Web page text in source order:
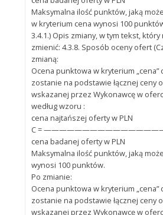
Maksymalna ilość punktów, jaką
w kryterium cena wynosi 100
3.4.1.) Opis zmiany, w tym tekst,
zmienić: 4.3.8. Sposób oceny ofert
zmianą:
Ocena punktowa w kryterium „cena”
zostanie na podstawie łącznej ceny
wskazanej przez Wykonawcę w
według wzoru :
cena najtańszej oferty w PLN
C = ———————————————— x
cena badanej oferty w PLN
Maksymalna ilość punktów, jaką
wynosi 100 punktów.
Po zmianie:
Ocena punktowa w kryterium „cena”
zostanie na podstawie łącznej ceny
wskazanej przez Wykonawcę w